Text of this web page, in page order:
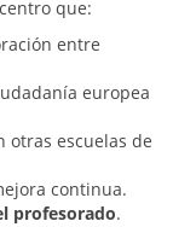
que:
entre
europea
otras escuelas de
continua.
profesorado.